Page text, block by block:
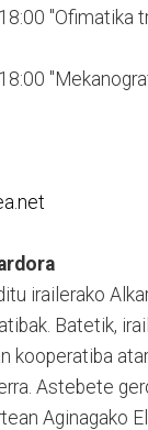
"Ofimatika
irailerako
Batetik,
kooperatiba
Astebete
Aginagako